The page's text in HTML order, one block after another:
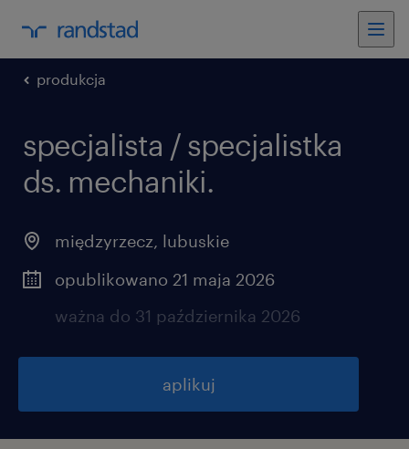
produkcja
specjalista / specjalistka
ds. mechaniki.
międzyrzecz, lubuskie
opublikowano 21 maja 2026
ważna do 31 października 2026
aplikuj